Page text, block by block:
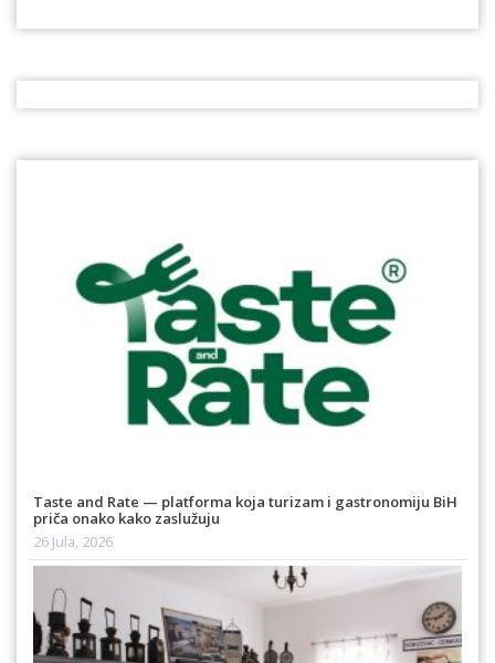
Taste and Rate — platforma koja turizam i gastronomiju BiH
priča onako kako zaslužuju
26 Jula, 2026